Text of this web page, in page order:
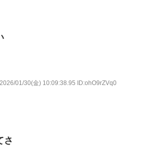
2026/01/30(金) 10:09:38.95 ID:ohO9rZVq0
さ